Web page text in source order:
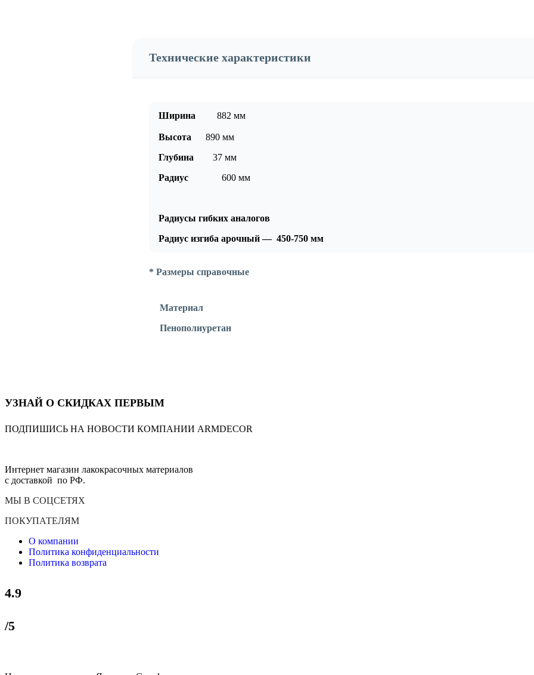
Технические характеристики
Ширина 882 мм
Высота 890 мм
Глубина
37 мм
Радиус
600 мм
Радиусы гибких аналогов
Радиус изгиба арочный — 450-750 мм
* Размеры справочные
Материал
Пенополиуретан
УЗНАЙ О СКИДКАХ ПЕРВЫМ
ПОДПИШИСЬ НА НОВОСТИ КОМПАНИИ ARMDECOR
Интернет магазин лакокрасочных материалов
с доставкой по РФ.
МЫ В СОЦСЕТЯХ
ПОКУПАТЕЛЯМ
О компании
Политика конфиденциальности
Политика возврата
4.9
/5